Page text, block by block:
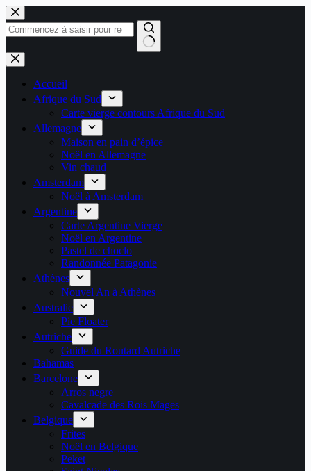
Passer
au
contenu
Aucun
résultat
Accueil
Afrique du Sud
Carte vierge contours Afrique du Sud
Allemagne
Maison en pain d’épice
Noël en Allemagne
Vin chaud
Amsterdam
Noël à Amsterdam
Argentine
Carte Argentine Vierge
Noël en Argentine
Pastel de choclo
Randonnée Patagonie
Athènes
Nouvel An à Athènes
Australie
Pie Floater
Autriche
Guide du Routard Autriche
Bahamas
Barcelone
Arros negre
Cavalcade des Rois Mages
Belgique
Frites
Noël en Belgique
Peket